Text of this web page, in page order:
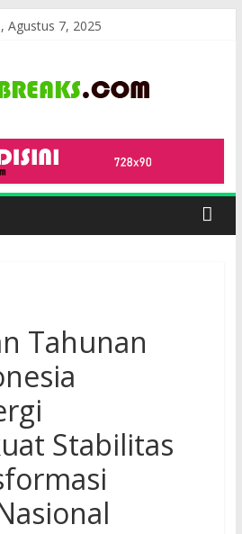
Agustus 7, 2025
Tahunan
Stabilitas